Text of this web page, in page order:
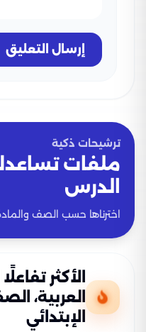
إرسال التعليق
ترشيحات ذكية
ملفات
الدرس
اخترناها حسب الصف
الأكثر
العربية،
الإبتدائي